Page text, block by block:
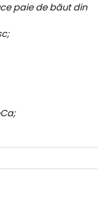
paie de băut din